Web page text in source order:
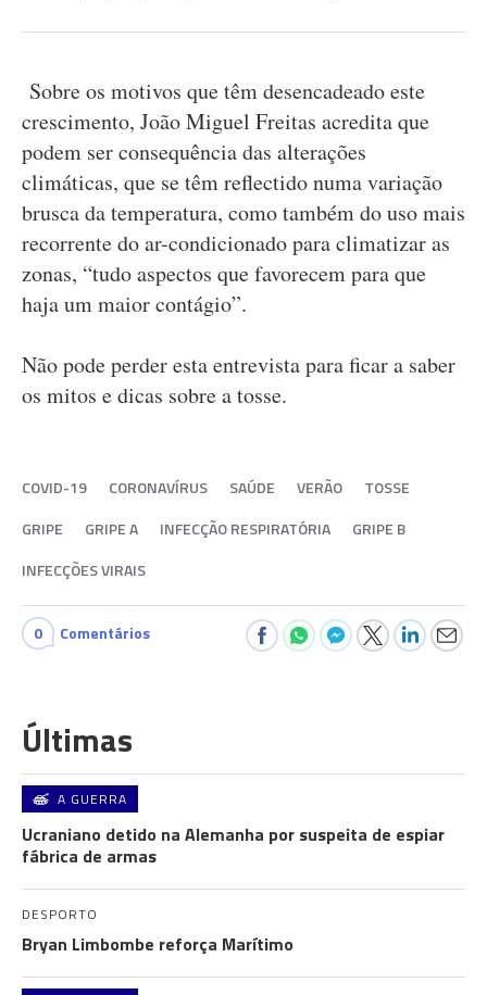
Sobre os motivos que têm desencadeado este
crescimento, João Miguel Freitas acredita que
podem ser consequência das alterações
climáticas, que se têm reflectido numa variação
brusca da temperatura, como também do uso mais
recorrente do ar-condicionado para climatizar as
zonas, “tudo aspectos que favorecem para que
haja um maior contágio”.
Não pode perder esta entrevista para ficar a saber
os mitos e dicas sobre a tosse.
COVID-19 CORONAVÍRUS SAÚDE VERÃO
TOSSE
GRIPE
GRIPE A INFECÇÃO RESPIRATÓRIA
GRIPE B
INFECÇÕES VIRAIS
0 Comentários
Últimas
A GUERRA
Ucraniano detido na Alemanha por suspeita de espiar
fábrica de armas
DESPORTO
Bryan Limbombe reforça Marítimo